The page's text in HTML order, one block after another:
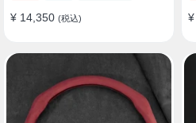
¥ 14,350 (税込)